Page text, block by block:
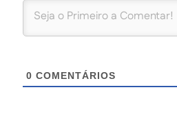
0 COMENTÁRIOS